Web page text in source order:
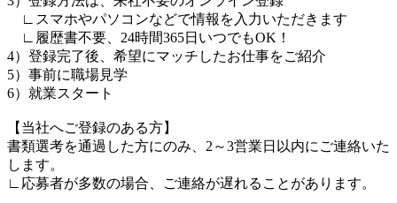
∟スマホやパソコンなどで情報を入力いただきます
∟履歴書不要、24時間365日いつでもOK！
4）登録完了後、希望にマッチしたお仕事をご紹介
5）事前に職場見学
6）就業スタート
【当社へご登録のある方】
書類選考を通過した方にのみ、2～3営業日以内にご連絡いた
します。
∟応募者が多数の場合、ご連絡が遅れることがあります。